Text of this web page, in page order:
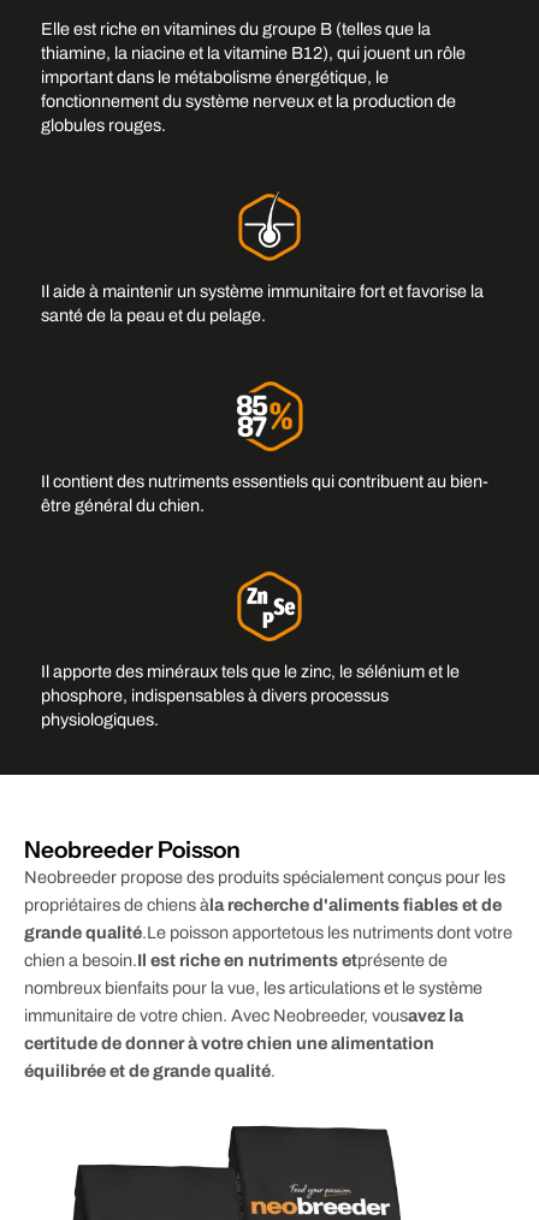
Ajouter une image d'arrière-
Elle est riche en vitamines du groupe B (telles que la
thiamine, la niacine et la vitamine B12), qui jouent un rôle
important dans le métabolisme énergétique, le
fonctionnement du système nerveux et la production de
globules rouges.
Il aide à maintenir un système immunitaire fort et favorise la
santé de la peau et du pelage.
Il contient des nutriments essentiels qui contribuent au bien-
être général du chien.
Il apporte des minéraux tels que le zinc, le sélénium et le
phosphore, indispensables à divers processus
physiologiques.
Neobreeder Poisson
Neobreeder propose des produits spécialement conçus pour les
propriétaires de chiens àla recherche d'aliments fiables et de
grande qualité.Le poisson apportetous les nutriments dont votre
chien a besoin.Il est riche en nutriments etprésente de
nombreux bienfaits pour la vue, les articulations et le système
immunitaire de votre chien. Avec Neobreeder, vousavez la
certitude de donner à votre chien une alimentation
équilibrée et de grande qualité.